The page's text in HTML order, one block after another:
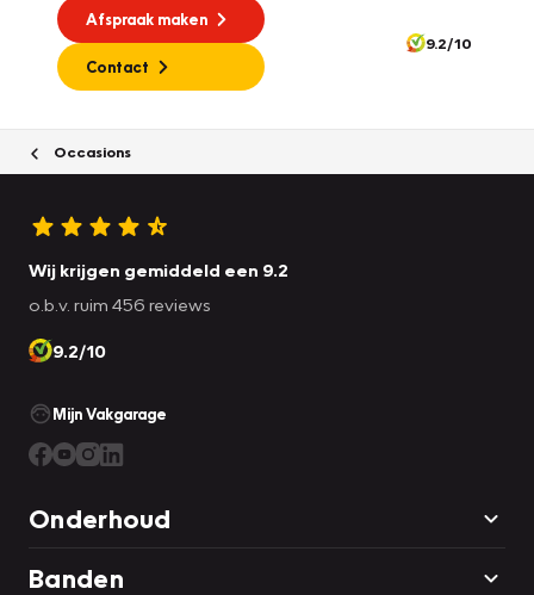
Afspraak maken
Contact
9.2/10
Occasions
Wij krijgen gemiddeld een 9.2
o.b.v. ruim 456 reviews
9.2/10
Mijn Vakgarage
Onderhoud
Banden